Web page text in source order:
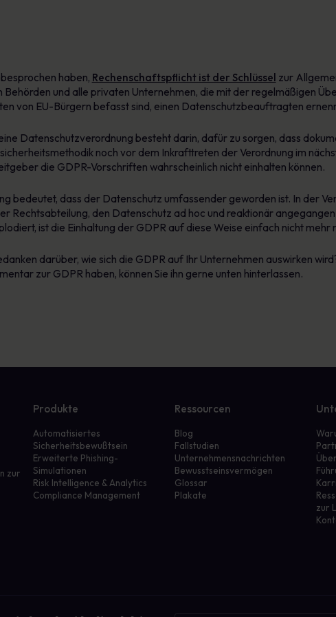
haben, Rechenschaftspflicht ist der Schlüssel zur
Behörden und alle privaten Unternehmen, die mit der regelmäßigen
von EU-Bürgern befasst sind, einen Datenschutzbeauftragten
Datenschutzverordnung besteht darin, dafür zu sorgen, dass
noch vor dem Inkrafttreten der Verordnung im
die GDPR-Vorschriften wahrscheinlich nicht einhalten können.
bedeutet, dass der Datenschutz umfassender geworden ist. In der
Rechtsabteilung, den Datenschutz ad hoc und reaktionär
ist die Einhaltung der GDPR auf diese Weise einfach nicht mehr
darüber, wie sich die GDPR auf Ihr Unternehmen auswirken
zur GDPR haben, können Sie ihn gerne unten hinterlassen.
zur
Produkte
Automatisiertes
Sicherheitsbewußtsein
Erweiterte Phishing-
Simulationen
Risk Intelligence & Analytics
Compliance Management
Ressourcen
Blog
Fallstudien
Unternehmensnachrichten
Bewusstseinsvermögen
Glossar
Plakate
zur